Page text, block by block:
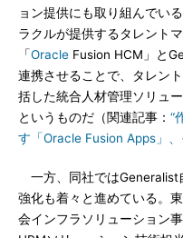
ョン提供にも取り組んでい
ラクルが提供するタレント
「Oracle Fusion HCM」と
連携させることで、タレン
括した統合人材管理ソリュ
というものだ（関連記事： “
す「Oracle Fusion Apps」
一方、同社ではGeneralist
強化も着々と進めている。
会インフラソリューション